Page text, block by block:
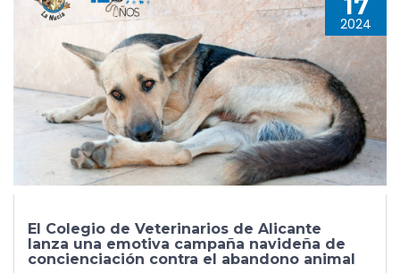
2024
El Colegio de Veterinarios de Alicante
lanza una emotiva campaña navideña de
concienciación contra el abandono animal